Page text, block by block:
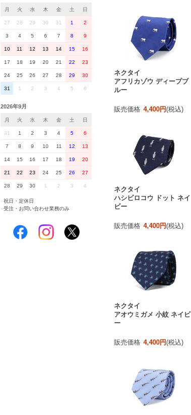
月 火 水 木 金 土 日
27 28 29 30 31 1 2
3 4 5 6 7 8 9
10 11 12 13 14 15 16
17 18 19 20 21 22 23
24 25 26 27 28 29 30
31 1 2 3 4 5 6
2026年9月
月 火 水 木 金 土 日
31 1 2 3 4 5 6
7 8 9 10 11 12 13
14 15 16 17 18 19 20
21 22 23 24 25 26 27
28 29 30 1 2 3 4
祝日・定休日
■受注・お問い合わせ業務のみ
ネクタイ
アフリカゾウ ディープブ
ルー
販売価格 4,400円(税込)
ネクタイ
ハシビロコウ ドット ネイ
ビー
販売価格 4,400円(税込)
ネクタイ
アオウミガメ 小紋 ネイビ
ー
販売価格 4,400円(税込)